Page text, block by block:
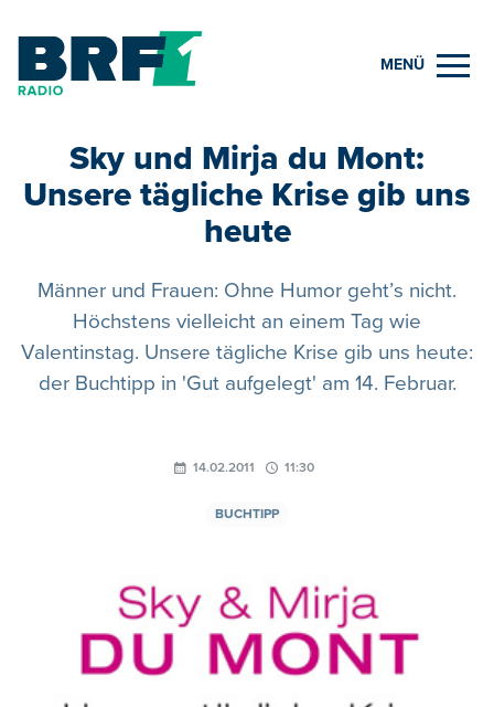
MENÜ
Sky und Mirja du Mont:
Unsere tägliche Krise gib uns
heute
Männer und Frauen: Ohne Humor geht’s nicht.
Höchstens vielleicht an einem Tag wie
Valentinstag. Unsere tägliche Krise gib uns heute:
der Buchtipp in 'Gut aufgelegt' am 14. Februar.
14.02.2011 11:30
BUCHTIPP